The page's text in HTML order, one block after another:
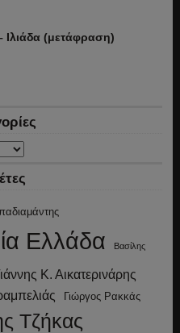
Ιλιάδα (μετάφραση)
Ελλάδα Βασίλης
Κ. Αικατερινάρης
Γιώργος Ρακκάς
Τζήκας